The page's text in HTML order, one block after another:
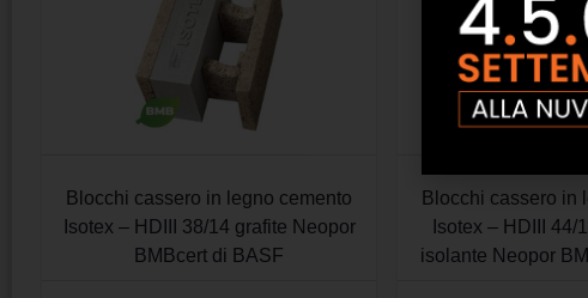
Blocchi cassero in legno cemento
Isotex – HDIII 38/14 grafite Neopor
BMBcert di BASF
Blocchi cassero in
Isotex – HDIII 44/
isolante Neopor